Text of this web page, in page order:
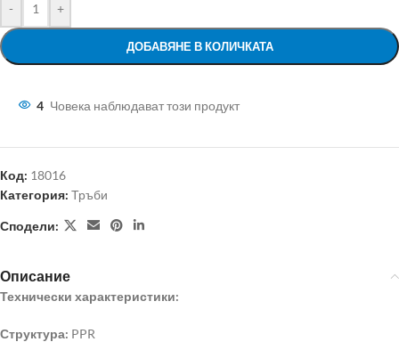
- +
ДОБАВЯНЕ В КОЛИЧКАТА
4 Човека наблюдават този продукт
Код: 18016
Категория: Тръби
Сподели:
Описание
Технически характеристики:
Структура: PPR